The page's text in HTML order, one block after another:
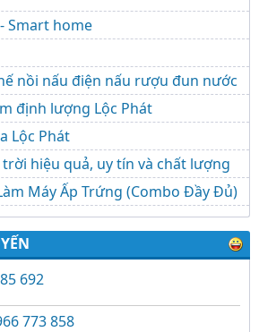
Smart home
nồi nấu điện nấu rượu đun nước
định lượng Lộc Phát
Lộc Phát
hiệu quả, uy tín và chất lượng
Máy Ấp Trứng (Combo Đầy Đủ)
692
773 858